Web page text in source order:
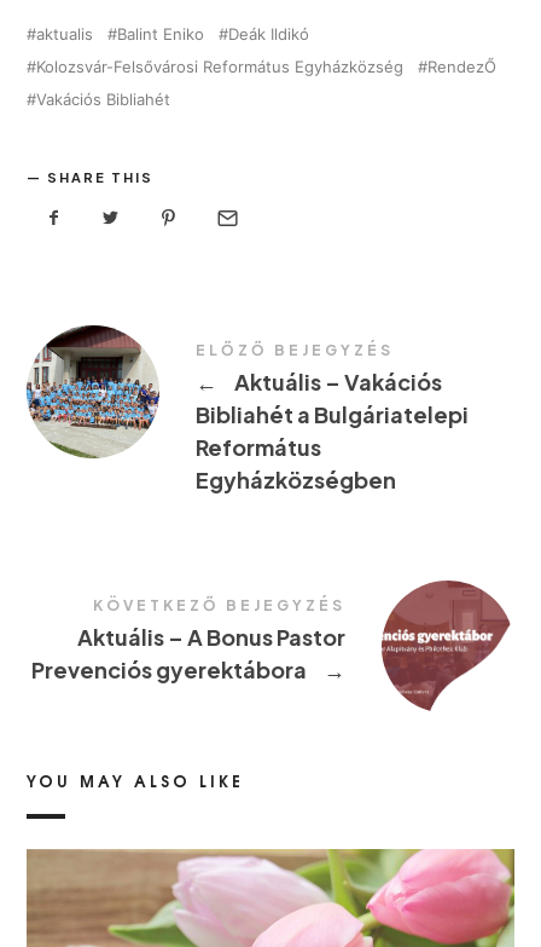
aktualis Balint Eniko
Deák Ildikó
Kolozsvár-Felsővárosi Református Egyházközség
RendezŐ
Vakációs Bibliahét
SHARE THIS
ELŐZŐ BEJEGYZÉS
←
Aktuális – Vakációs
Bibliahét a Bulgáriatelepi
Református
Egyházközségben
KÖVETKEZŐ BEJEGYZÉS
Aktuális – A Bonus Pastor
Prevenciós gyerektábora
→
YOU MAY ALSO LIKE